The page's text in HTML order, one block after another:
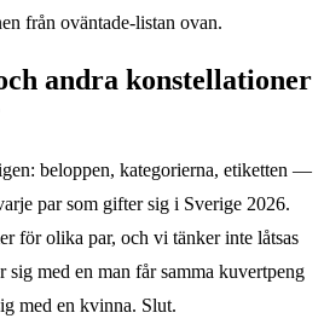
från oväntade-listan ovan.
andra konstellationer
beloppen, kategorierna, etiketten —
par som gifter sig i Sverige 2026.
för olika par, och vi tänker inte låtsas
sig med en man får samma kuvertpeng
med en kvinna. Slut.